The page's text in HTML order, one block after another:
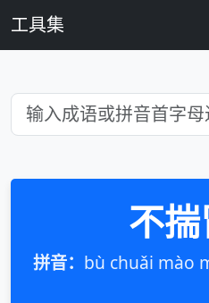
工具集
不
拼音： bù chuǎi mào